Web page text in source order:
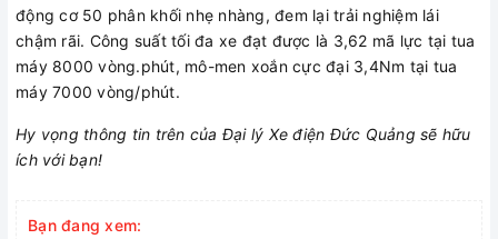
động cơ 50 phân khối nhẹ nhàng, đem lại trải nghiệm lái
chậm rãi. Công suất tối đa xe đạt được là 3,62 mã lực tại tua
máy 8000 vòng.phút, mô-men xoắn cực đại 3,4Nm tại tua
máy 7000 vòng/phút.
Hy vọng thông tin trên của Đại lý Xe điện Đức Quảng sẽ hữu
ích với bạn!
Bạn đang xem: